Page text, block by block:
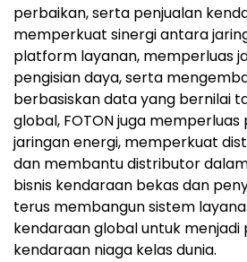
perbaikan, serta penjualan
memperkuat sinergi antara
platform layanan, memperluas
pengisian daya, serta
berbasiskan data yang bernilai
global, FOTON juga
jaringan energi, memperkuat
dan membantu distributor
bisnis kendaraan bekas dan
terus membangun sistem
kendaraan global untuk menjadi
kendaraan niaga kelas dunia.